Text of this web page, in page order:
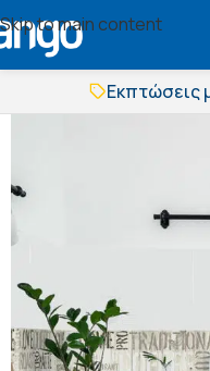
Skip to main content
Εκπτώσεις